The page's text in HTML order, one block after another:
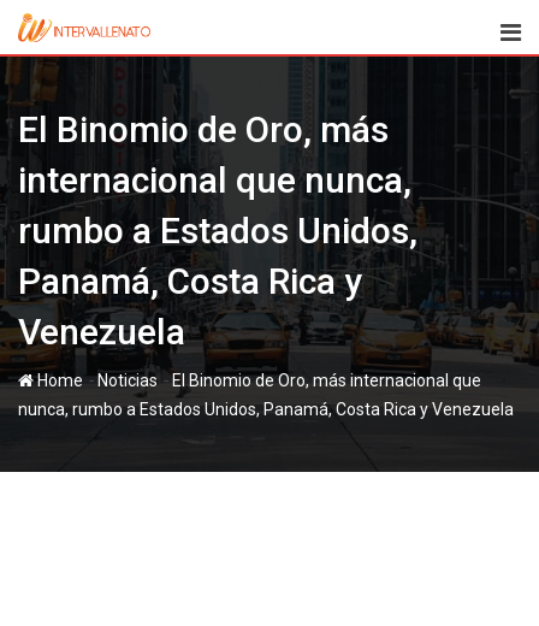
Skip
content
El Binomio de Oro, más
internacional que nunca,
rumbo a Estados Unidos,
Panamá, Costa Rica y
Venezuela
Home-Noticias-El Binomio de Oro, más internacional que
nunca, rumbo a Estados Unidos, Panamá, Costa Rica y Venezuela